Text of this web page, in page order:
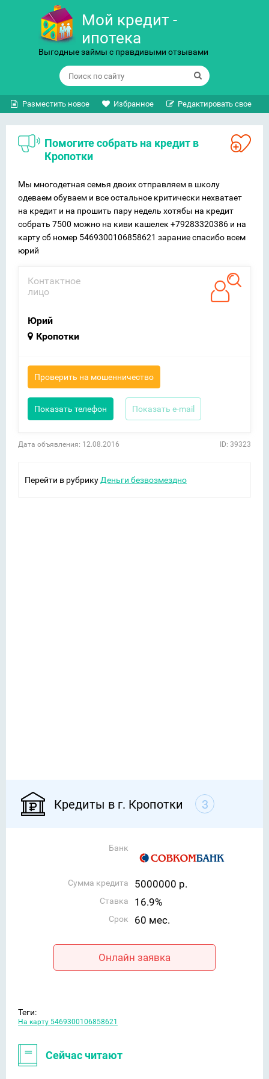
Мой кредит -
ипотека
Выгодные займы с правдивыми отзывами
Разместить новое Избранное Редактировать свое
Помогите собрать на кредит в
Кропотки
Мы многодетная семья двоих отправляем в школу
одеваем обуваем и все остальное критически нехватает
на кредит и на прошить пару недель хотябы на кредит
собрать 7500 можно на киви кашелек +79283320386 и на
карту сб номер 5469300106858621 зарание спасибо всем
юрий
Контактное
лицо
Юрий
Кропотки
Проверить на мошенничество
Показать телефон Показать e-mail
Дата объявления: 12.08.2016 ID: 39323
Перейти в рубрику Деньги безвозмездно
Кредиты в г. Кропотки 3
Банк
Сумма кредита 5000000 р.
Ставка 16.9%
Срок 60 мес.
Онлайн заявка
Теги:
На карту 5469300106858621
Сейчас читают